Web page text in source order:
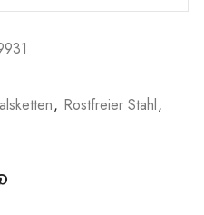
, Rostfreier Stahl,